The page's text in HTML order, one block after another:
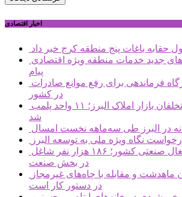
اخبار اقتصادی
حقابه باغات پنج منطقه کرج خبر داد
پیام
در کشور
شد
نگاه ویژه ملی به توسعه البرز
در بخش صنعت
در دستور کار است